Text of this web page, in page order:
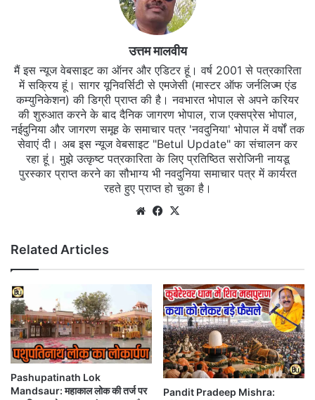
उत्तम मालवीय
मैं इस न्यूज वेबसाइट का ऑनर और एडिटर हूं। वर्ष 2001 से पत्रकारिता
में सक्रिय हूं। सागर यूनिवर्सिटी से एमजेसी (मास्टर ऑफ जर्नलिज्म एंड
कम्युनिकेशन) की डिग्री प्राप्त की है। नवभारत भोपाल से अपने करियर
की शुरुआत करने के बाद दैनिक जागरण भोपाल, राज एक्सप्रेस भोपाल,
नईदुनिया और जागरण समूह के समाचार पत्र 'नवदुनिया' भोपाल में वर्षों तक
सेवाएं दी। अब इस न्यूज वेबसाइट "Betul Update" का संचालन कर
रहा हूं। मुझे उत्कृष्ट पत्रकारिता के लिए प्रतिष्ठित सरोजिनी नायडू
पुरस्कार प्राप्त करने का सौभाग्य भी नवदुनिया समाचार पत्र में कार्यरत
रहते हुए प्राप्त हो चुका है।
WebsiteFacebook
Related Articles
Pashupatinath Lok
Mandsaur: महाकाल लोक की तर्ज पर
Pandit Pradeep Mishra: